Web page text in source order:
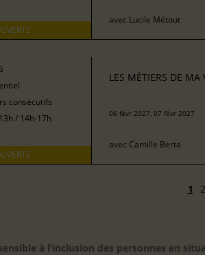
avec Lucile Métout
consécutifs
/ 14h-17h
LES MÉTIERS DE MA
06 févr 2027, 07 févr 2027
avec Camille Berta
1 2
à l’inclusion des personnes en